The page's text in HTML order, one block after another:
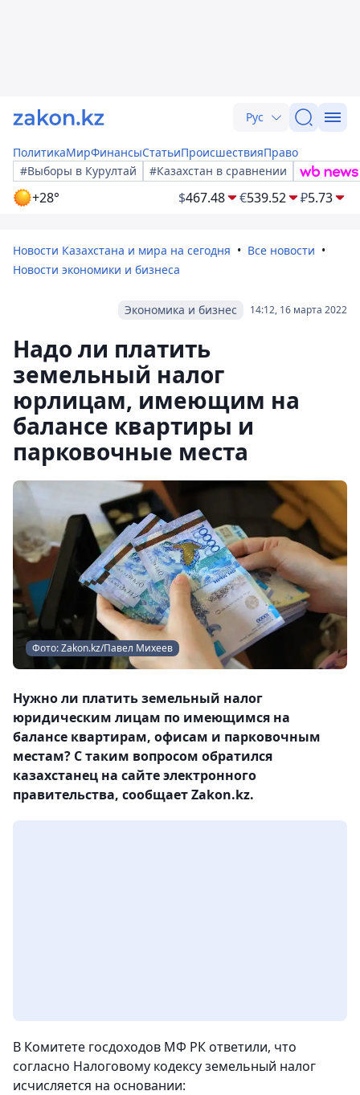
Рус
ПолитикаМирФинансыСтатьиПроисшествияПраво
#Выборы в Курултай
#Казахстан в сравнении
+28° $467.48 €539.52 ₽5.73
Новости Казахстана и мира на сегодня
Все новости
Новости экономики и бизнеса
14:12, 16 марта 2022
Экономика и бизнес
Надо ли платить
земельный налог
юрлицам, имеющим на
балансе квартиры и
парковочные места
Фото: Zakon.kz/Павел Михеев
Нужно ли платить земельный налог
юридическим лицам по имеющимся на
балансе квартирам, офисам и парковочным
местам? С таким вопросом обратился
казахстанец на сайте электронного
правительства, сообщает Zakon.kz.
В Комитете госдоходов МФ РК ответили, что
согласно Налоговому кодексу земельный налог
исчисляется на основании: